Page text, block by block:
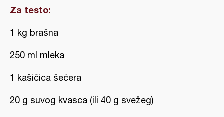
Za testo:
1 kg brašna
250 ml mleka
1 kašičica šećera
20 g suvog kvasca (ili 40 g svežeg)